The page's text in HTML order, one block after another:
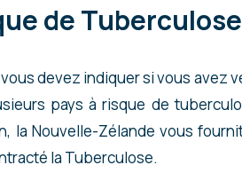
de Tuberculose
devez indiquer si vous avez
pays à risque de
la Nouvelle-Zélande vous
la Tuberculose.